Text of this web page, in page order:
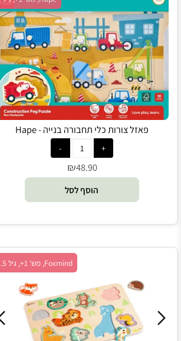
Hape, מש' 1+, גיל 2+
פאזל צורות כלי תחבורה בנייה - Hape
₪
Foxmind, מש' 1+, גיל 1.5+